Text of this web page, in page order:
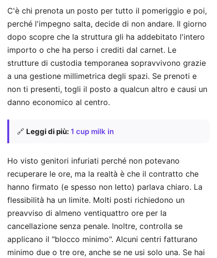
C'è chi prenota un posto per tutto il pomeriggio e poi,
perché l'impegno salta, decide di non andare. Il giorno
dopo scopre che la struttura gli ha addebitato l'intero
importo o che ha perso i crediti dal carnet. Le
strutture di custodia temporanea sopravvivono grazie
a una gestione millimetrica degli spazi. Se prenoti e
non ti presenti, togli il posto a qualcun altro e causi un
danno economico al centro.
🔗 Leggi di più: 1 cup milk in
Ho visto genitori infuriati perché non potevano
recuperare le ore, ma la realtà è che il contratto che
hanno firmato (e spesso non letto) parlava chiaro. La
flessibilità ha un limite. Molti posti richiedono un
preavviso di almeno ventiquattro ore per la
cancellazione senza penale. Inoltre, controlla se
applicano il "blocco minimo". Alcuni centri fatturano
minimo due o tre ore, anche se ne usi solo una. Se hai